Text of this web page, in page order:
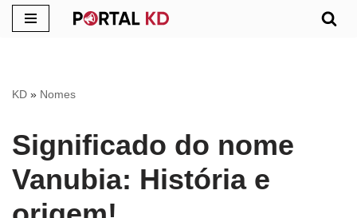
conteúdo
KD » Nomes
Significado do nome
Vanubia: História e